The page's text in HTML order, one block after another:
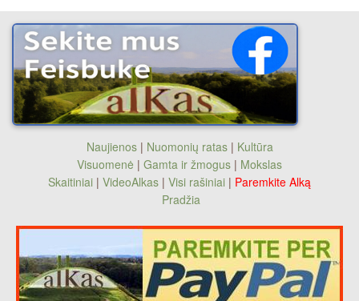
Naujienos| Nuomonių ratas| Kultūra
Visuomenė | Gamta ir žmogus | Mokslas
Skaitiniai | VideoAlkas | Visi rašiniai | Paremkite Alką
Pradžia